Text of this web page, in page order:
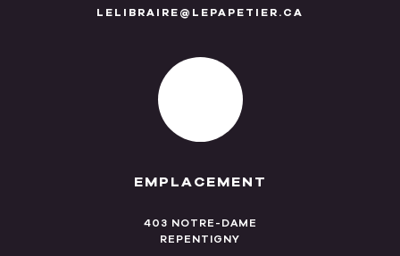
LELIBRAIRE@LEPAPETIER.CA
EMPLACEMENT
403 NOTRE-DAME
REPENTIGNY